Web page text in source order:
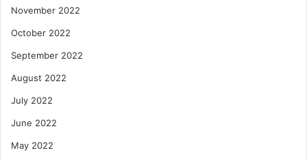
November 2022
October 2022
September 2022
August 2022
July 2022
June 2022
May 2022